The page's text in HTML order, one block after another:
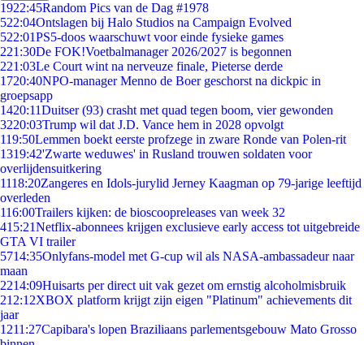
1922:45Random Pics van de Dag #1978
522:04Ontslagen bij Halo Studios na Campaign Evolved
522:01PS5-doos waarschuwt voor einde fysieke games
221:30De FOK!Voetbalmanager 2026/2027 is begonnen
221:03Le Court wint na nerveuze finale, Pieterse derde
1720:40NPO-manager Menno de Boer geschorst na dickpic in
groepsapp
1420:11Duitser (93) crasht met quad tegen boom, vier gewonden
3220:03Trump wil dat J.D. Vance hem in 2028 opvolgt
119:50Lemmen boekt eerste profzege in zware Ronde van Polen-rit
1319:42'Zwarte weduwes' in Rusland trouwen soldaten voor
overlijdensuitkering
1118:20Zangeres en Idols-jurylid Jerney Kaagman op 79-jarige leeftijd
overleden
116:00Trailers kijken: de bioscoopreleases van week 32
415:21Netflix-abonnees krijgen exclusieve early access tot uitgebreide
GTA VI trailer
5714:35Onlyfans-model met G-cup wil als NASA-ambassadeur naar
maan
2214:09Huisarts per direct uit vak gezet om ernstig alcoholmisbruik
212:12XBOX platform krijgt zijn eigen "Platinum" achievements dit
jaar
1211:27Capibara's lopen Braziliaans parlementsgebouw Mato Grosso